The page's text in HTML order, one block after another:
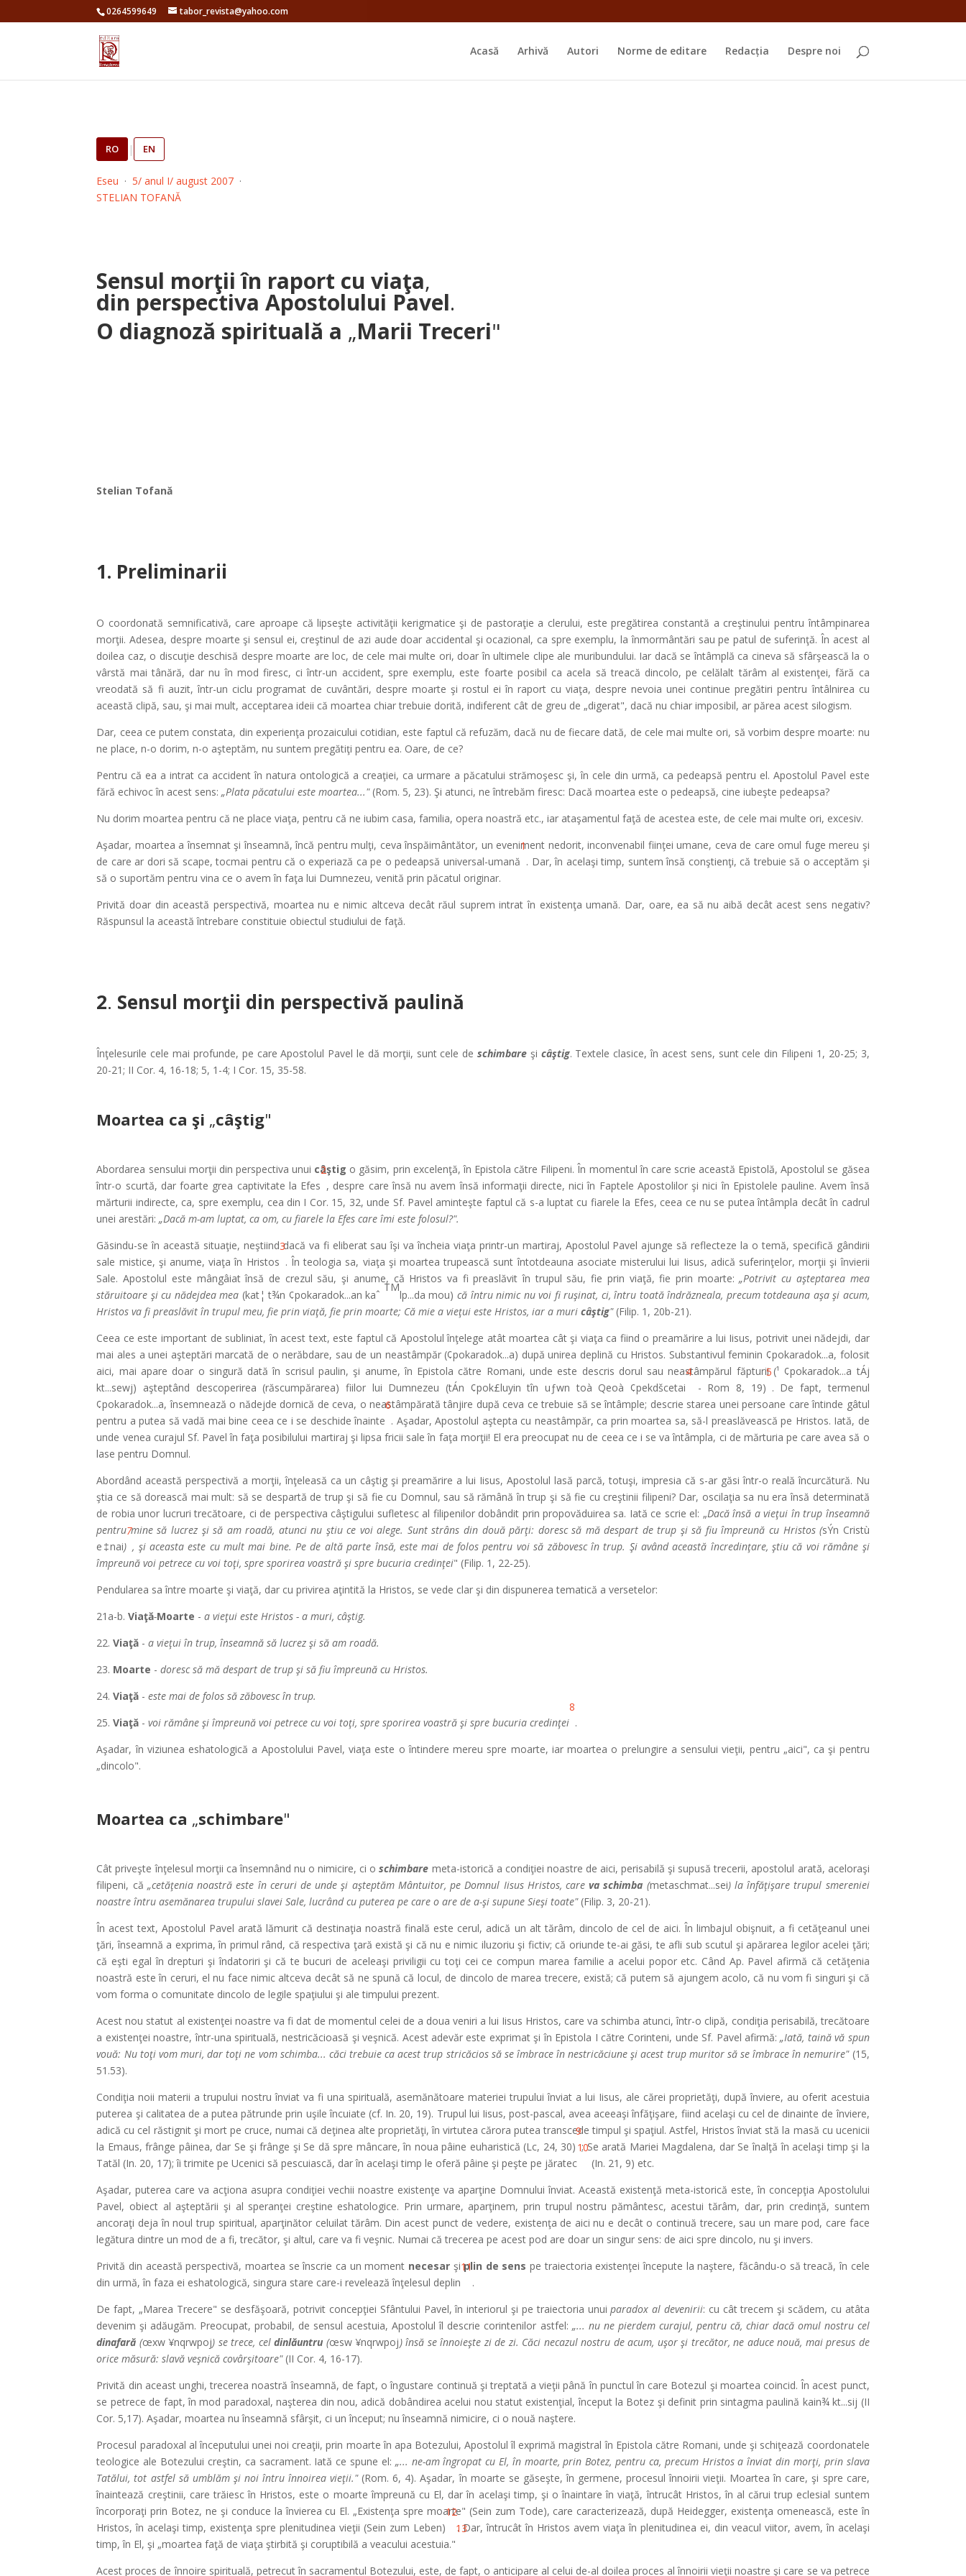
0264599649 tabor_revista@yahoo.com
Acasă Arhivă Autori Norme de editare Redacția Despre noi
RO | EN
Eseu ·5/ anul I/ august 2007 ·
STELIAN TOFANĂ
Sensul morţii în raport cu viaţa,
din perspectiva Apostolului Pavel.
O diagnoză spirituală a „Marii Treceri"
Stelian Tofană
1. Preliminarii
O coordonată semnificativă, care aproape că lipseşte activităţii kerigmatice şi de pastoraţie a clerului, este pregătirea constantă a creştinului pentru întâmpinarea
morţii. Adesea, despre moarte şi sensul ei, creştinul de azi aude doar accidental şi ocazional, ca spre exemplu, la înmormântări sau pe patul de suferinţă. În acest al
doilea caz, o discuţie deschisă despre moarte are loc, de cele mai multe ori, doar în ultimele clipe ale muribundului. Iar dacă se întâmplă ca cineva să sfârşească la o
vârstă mai tânără, dar nu în mod firesc, ci într-un accident, spre exemplu, este foarte posibil ca acela să treacă dincolo, pe celălalt tărâm al existenţei, fără ca
vreodată să fi auzit, într-un ciclu programat de cuvântări, despre moarte şi rostul ei în raport cu viaţa, despre nevoia unei continue pregătiri pentru întâlnirea cu
această clipă, sau, şi mai mult, acceptarea ideii că moartea chiar trebuie dorită, indiferent cât de greu de „digerat", dacă nu chiar imposibil, ar părea acest silogism.
Dar, ceea ce putem constata, din experienţa prozaicului cotidian, este faptul că refuzăm, dacă nu de fiecare dată, de cele mai multe ori, să vorbim despre moarte: nu
ne place, n-o dorim, n-o aşteptăm, nu suntem pregătiţi pentru ea. Oare, de ce?
Pentru că ea a intrat ca accident în natura ontologică a creaţiei, ca urmare a păcatului strămoşesc şi, în cele din urmă, ca pedeapsă pentru el. Apostolul Pavel este
fără echivoc în acest sens:„Plata păcatului este moartea..." (Rom. 5, 23). Şi atunci, ne întrebăm firesc: Dacă moartea este o pedeapsă, cine iubeşte pedeapsa?
Nu dorim moartea pentru că ne place viaţa, pentru că ne iubim casa, familia, opera noastră etc., iar ataşamentul faţă de acestea este, de cele mai multe ori, excesiv.
Aşadar, moartea a însemnat şi înseamnă, încă pentru mulţi, ceva înspăimântător, un eveniment nedorit, inconvenabil fiinţei umane, ceva de care omul fuge mereu şi
de care ar dori să scape, tocmai pentru că o experiază ca pe o pedeapsă universal-umană
1
. Dar, în acelaşi timp, suntem însă conştienţi, că trebuie să o acceptăm şi
să o suportăm pentru vina ce o avem în faţa lui Dumnezeu, venită prin păcatul originar.
Privită doar din această perspectivă, moartea nu e nimic altceva decât răul suprem intrat în existenţa umană. Dar, oare, ea să nu aibă decât acest sens negativ?
Răspunsul la această întrebare constituie obiectul studiului de faţă.
2. Sensul morţii din perspectivă paulină
Înţelesurile cele mai profunde, pe care Apostolul Pavel le dă morţii, sunt cele de schimbare şi câştig. Textele clasice, în acest sens, sunt cele din Filipeni 1, 20-25; 3,
20-21; II Cor. 4, 16-18; 5, 1-4; I Cor. 15, 35-58.
Moartea ca şi „câştig"
Abordarea sensului morţii din perspectiva unui câştig o găsim, prin excelenţă, în Epistola către Filipeni. În momentul în care scrie această Epistolă, Apostolul se găsea
într-o scurtă, dar foarte grea captivitate la Efes
2
, despre care însă nu avem însă informaţii directe, nici în Faptele Apostolilor şi nici în Epistolele pauline. Avem însă
mărturii indirecte, ca, spre exemplu, cea din I Cor. 15, 32, unde Sf. Pavel aminteşte faptul că s-a luptat cu fiarele la Efes, ceea ce nu se putea întâmpla decât în cadrul
unei arestări:„Dacă m-am luptat, ca om, cu fiarele la Efes care îmi este folosul?".
Găsindu-se în această situaţie, neştiind dacă va fi eliberat sau îşi va încheia viaţa printr-un martiraj, Apostolul Pavel ajunge să reflecteze la o temă, specifică gândirii
sale mistice, şi anume, viaţa în Hristos
3
. În teologia sa, viaţa şi moartea trupească sunt întotdeauna asociate misterului lui Iisus, adică suferinţelor, morţii şi învierii
Sale. Apostolul este mângâiat însă de crezul său, şi anume, că Hristos va fi preaslăvit în trupul său, fie prin viaţă, fie prin moarte:„Potrivit cu aşteptarea mea
stăruitoare şi cu nădejdea mea (kat¦ t¾n ¢pokaradok...an kaˆ
TM
lp...da mou) că întru nimic nu voi fi ruşinat, ci, întru toată îndrăzneala, precum totdeauna aşa şi acum,
Hristos va fi preaslăvit în trupul meu, fie prin viaţă, fie prin moarte; Că mie a vieţui este Hristos, iar a muricâştig" (Filip. 1, 20b-21).
Ceea ce este important de subliniat, în acest text, este faptul că Apostolul înţelege atât moartea cât şi viaţa ca fiind o preamărire a lui Iisus, potrivit unei nădejdi, dar
mai ales a unei aşteptări marcată de o nerăbdare, sau de un neastâmpăr (¢pokaradok...a) după unirea deplină cu Hristos. Substantivul feminin ¢pokaradok...a, folosit
aici, mai apare doar o singură dată în scrisul paulin, şi anume, în Epistola către Romani, unde este descris dorul sau neastâmpărul făpturii (¹ ¢pokaradok...a tÁj
kt...sewj) aşteptând descoperirea (răscumpărarea) fiilor lui Dumnezeu (tÁn ¢pok£luyin tîn uƒwn toà Qeoà ¢pekdšcetai
4
- Rom 8, 19)
5
. De fapt, termenul
¢pokaradok...a, însemnează o nădejde dornică de ceva, o neastâmpărată tânjire după ceva ce trebuie să se întâmple; descrie starea unei persoane care întinde gâtul
pentru a putea să vadă mai bine ceea ce i se deschide înainte
6
. Aşadar, Apostolul aştepta cu neastâmpăr, ca prin moartea sa, să-l preaslăvească pe Hristos. Iată, de
unde venea curajul Sf. Pavel în faţa posibilului martiraj şi lipsa fricii sale în faţa morţii! El era preocupat nu de ceea ce i se va întâmpla, ci de mărturia pe care avea să o
lase pentru Domnul.
Abordând această perspectivă a morţii, înţeleasă ca un câştig şi preamărire a lui Iisus, Apostolul lasă parcă, totuşi, impresia că s-ar găsi într-o reală încurcătură. Nu
ştia ce să dorească mai mult: să se despartă de trup şi să fie cu Domnul, sau să rămână în trup şi să fie cu creştinii filipeni? Dar, oscilaţia sa nu era însă determinată
de robia unor lucruri trecătoare, ci de perspectiva câştigului sufletesc al filipenilor dobândit prin propovăduirea sa. Iată ce scrie el: „Dacă însă a vieţui în trup înseamnă
pentru mine să lucrez şi să am roadă, atunci nu ştiu ce voi alege. Sunt strâns din două părţi: doresc să mă despart de trup şi să fiu împreună cu Hristos (sÝn Cristù
e‡nai)
7
, şi aceasta este cu mult mai bine. Pe de altă parte însă, este mai de folos pentru voi să zăbovesc în trup. Şi având această încredinţare, ştiu că voi rămâne şi
împreună voi petrece cu voi toţi, spre sporirea voastră şi spre bucuria credinţei" (Filip. 1, 22-25).
Pendularea sa între moarte şi viaţă, dar cu privirea aţintită la Hristos, se vede clar şi din dispunerea tematică a versetelor:
21a-b.Viaţă-Moarte -a vieţui este Hristos - a muri, câştig.
22.Viaţă -a vieţui în trup, înseamnă să lucrez şi să am roadă.
23. Moarte -doresc să mă despart de trup şi să fiu împreună cu Hristos.
24.Viaţă -este mai de folos să zăbovesc în trup.
25.Viaţă -voi rămâne şi împreună voi petrece cu voi toţi, spre sporirea voastră şi spre bucuria credinţei
8
.
Aşadar, în viziunea eshatologică a Apostolului Pavel, viaţa este o întindere mereu spre moarte, iar moartea o prelungire a sensului vieţii, pentru „aici", ca şi pentru
„dincolo".
Moartea ca „schimbare"
Cât priveşte înţelesul morţii ca însemnând nu o nimicire, ci o schimbare meta-istorică a condiţiei noastre de aici, perisabilă şi supusă trecerii, apostolul arată, aceloraşi
filipeni, că „cetăţenia noastră este în ceruri de unde şi aşteptăm Mântuitor, pe Domnul Iisus Hristos, careva schimba (metaschmat...sei) la înfăţişare trupul smereniei
noastre întru asemănarea trupului slavei Sale, lucrând cu puterea pe care o are de a-şi supune Sieşi toate"(Filip. 3, 20-21).
În acest text, Apostolul Pavel arată lămurit că destinaţia noastră finală este cerul, adică un alt tărâm, dincolo de cel de aici. În limbajul obişnuit, a fi cetăţeanul unei
ţări, înseamnă a exprima, în primul rând, că respectiva ţară există şi că nu e nimic iluzoriu şi fictiv; că oriunde te-ai găsi, te afli sub scutul şi apărarea legilor acelei ţări;
că eşti egal în drepturi şi îndatoriri şi că te bucuri de aceleaşi priviligii cu toţi cei ce compun marea familie a acelui popor etc. Când Ap. Pavel afirmă că cetăţenia
noastră este în ceruri, el nu face nimic altceva decât să ne spună că locul, de dincolo de marea trecere, există; că putem să ajungem acolo, că nu vom fi singuri şi că
vom forma o comunitate dincolo de legile spaţiului şi ale timpului prezent.
Acest nou statut al existenţei noastre va fi dat de momentul celei de a doua veniri a lui Iisus Hristos, care va schimba atunci, într-o clipă, condiţia perisabilă, trecătoare
a existenţei noastre, într-una spirituală, nestricăcioasă şi veşnică. Acest adevăr este exprimat şi în Epistola I către Corinteni, unde Sf. Pavel afirmă:„Iată, taină vă spun
vouă: Nu toţi vom muri, dar toţi ne vom schimba... căci trebuie ca acest trup stricăcios să se îmbrace în nestricăciune şi acest trup muritor să se îmbrace în nemurire" (15,
51.53).
Condiţia noii materii a trupului nostru înviat va fi una spirituală, asemănătoare materiei trupului înviat a lui Iisus, ale cărei proprietăţi, după înviere, au oferit acestuia
puterea şi calitatea de a putea pătrunde prin uşile încuiate (cf. In. 20, 19). Trupul lui Iisus, post-pascal, avea aceeaşi înfăţişare, fiind acelaşi cu cel de dinainte de înviere,
adică cu cel răstignit şi mort pe cruce, numai că deţinea alte proprietăţi, în virtutea cărora putea transcede timpul şi spaţiul. Astfel, Hristos înviat stă la masă cu ucenicii
la Emaus, frânge pâinea, dar Se şi frânge şi Se dă spre mâncare, în noua pâine euharistică (Lc, 24, 30)
9
; Se arată Mariei Magdalena, dar Se înalţă în acelaşi timp şi la
Tatăl (In. 20, 17); îi trimite pe Ucenici să pescuiască, dar în acelaşi timp le oferă pâine şi peşte pe jăratec
10
(In. 21, 9) etc.
Aşadar, puterea care va acţiona asupra condiţiei vechii noastre existenţe va aparţine Domnului înviat. Această existenţă meta-istorică este, în concepţia Apostolului
Pavel, obiect al aşteptării şi al speranţei creştine eshatologice. Prin urmare, aparţinem, prin trupul nostru pământesc, acestui tărâm, dar, prin credinţă, suntem
ancoraţi deja în noul trup spiritual, aparţinător celuilat tărâm. Din acest punct de vedere, existenţa de aici nu e decât o continuă trecere, sau un mare pod, care face
legătura dintre un mod de a fi, trecător, şi altul, care va fi veşnic. Numai că trecerea pe acest pod are doar un singur sens: de aici spre dincolo, nu şi invers.
Privită din această perspectivă, moartea se înscrie ca un moment necesarşiplin de senspe traiectoria existenţei începute la naştere, făcându-o să treacă, în cele
din urmă, în faza ei eshatologică, singura stare care-i revelează înţelesul deplin
11
.
De fapt, „Marea Trecere" se desfăşoară, potrivit concepţiei Sfântului Pavel, în interiorul şi pe traiectoria unuiparadox al devenirii: cu cât trecem şi scădem, cu atâta
devenim şi adăugăm. Preocupat, probabil, de sensul acestuia, Apostolul îl descrie corintenilor astfel: „... nu ne pierdem curajul, pentru că, chiar dacă omul nostru cel
dinafară (œxw ¥nqrwpoj) se trece, celdinlăuntru (œsw ¥nqrwpoj) însă se înnoieşte zi de zi. Căci necazul nostru de acum, uşor şi trecător, ne aduce nouă, mai presus de
orice măsură: slavă veşnică covârşitoare"(II Cor. 4, 16-17).
Privită din aceast unghi, trecerea noastră înseamnă, de fapt, o îngustare continuă şi treptată a vieţii până în punctul în care Botezul şi moartea coincid. În acest punct,
se petrece de fapt, în mod paradoxal, naşterea din nou, adică dobândirea acelui nou statut existenţial, început la Botez şi definit prin sintagma paulină kain¾ kt...sij (II
Cor. 5,17). Aşadar, moartea nu înseamnă sfârşit, ci un început; nu înseamnă nimicire, ci o nouă naştere.
Procesul paradoxal al începutului unei noi creaţii, prin moarte în apa Botezului, Apostolul îl exprimă magistral în Epistola către Romani, unde şi schiţează coordonatele
teologice ale Botezului creştin, ca sacrament. Iată ce spune el: „... ne-am îngropat cu El, în moarte, prin Botez, pentru ca, precum Hristos a înviat din morţi, prin slava
Tatălui, tot astfel să umblăm şi noi întru înnoirea vieţii." (Rom. 6, 4). Aşadar, în moarte se găseşte, în germene, procesul înnoirii vieţii. Moartea în care, şi spre care,
înaintează creştinii, care trăiesc în Hristos, este o moarte împreună cu El, dar în acelaşi timp, şi o înaintare în viaţă, întrucât Hristos, în al cărui trup eclesial suntem
încorporaţi prin Botez, ne şi conduce la învierea cu El. „Existenţa spre moarte" (Sein zum Tode), care caracterizează, după Heidegger, existenţa omenească, este în
Hristos, în acelaşi timp, existenţa spre plenitudinea vieţii (Sein zum Leben)
12
. Dar, întrucât în Hristos avem viaţa în plenitudinea ei, din veacul viitor, avem, în acelaşi
timp, în El, şi „moartea faţă de viaţa ştirbită şi coruptibilă a veacului acestuia."
13
Acest proces de înnoire spirituală, petrecut în sacramentul Botezului, este, de fapt, o anticipare al celui de-al doilea proces al înnoirii vieţii noastre şi care se va petrece